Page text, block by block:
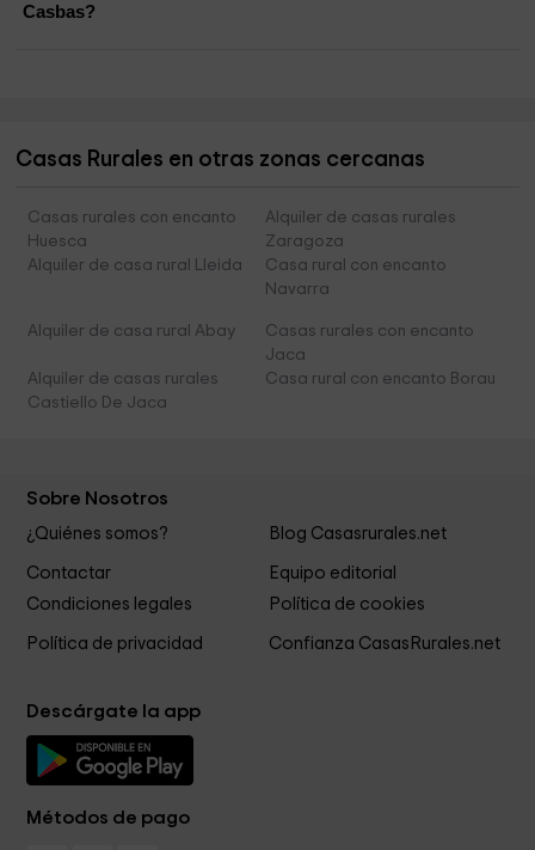
Casbas?
Casas Rurales en otras zonas cercanas
Casas rurales con encanto
Huesca
Alquiler de casas rurales
Zaragoza
Alquiler de casa rural Lleida
Casa rural con encanto
Navarra
Alquiler de casa rural Abay
Casas rurales con encanto
Jaca
Alquiler de casas rurales
Castiello De Jaca
Casa rural con encanto Borau
Sobre Nosotros
¿Quiénes somos? Blog Casasrurales.net
Contactar
Equipo editorial
Condiciones legales
Política de cookies
Política de privacidad Confianza CasasRurales.net
Descárgate la app
Métodos de pago